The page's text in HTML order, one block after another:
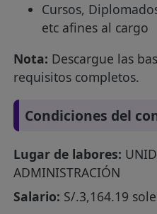
Cursos,
etc afines al cargo
Nota: Descargue las
requisitos completos.
Condiciones del
Lugar de labores:
ADMINISTRACIÓN
Salario: S/.3,164.19